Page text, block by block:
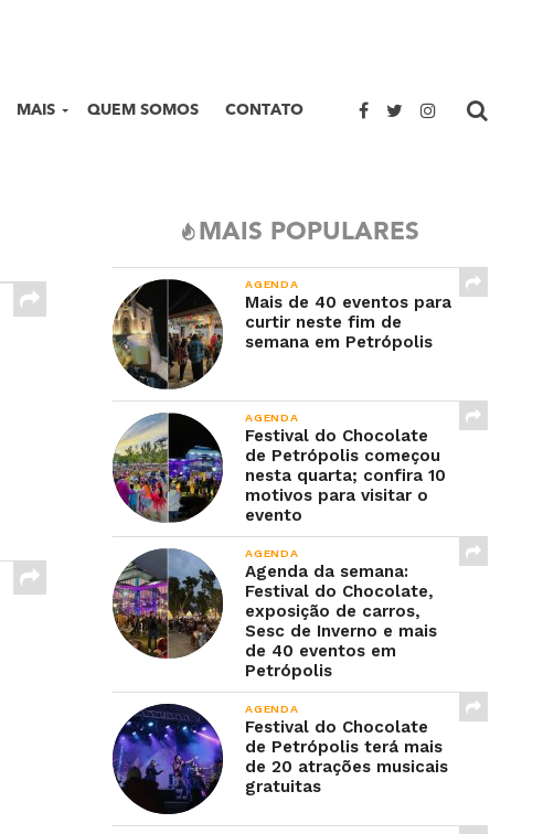
MAIS QUEM SOMOS CONTATO
MAIS POPULARES
AGENDA
Mais de 40 eventos para
curtir neste fim de
semana em Petrópolis
AGENDA
Festival do Chocolate
de Petrópolis começou
nesta quarta; confira 10
motivos para visitar o
evento
AGENDA
Agenda da semana:
Festival do Chocolate,
exposição de carros,
Sesc de Inverno e mais
de 40 eventos em
Petrópolis
AGENDA
Festival do Chocolate
de Petrópolis terá mais
de 20 atrações musicais
gratuitas